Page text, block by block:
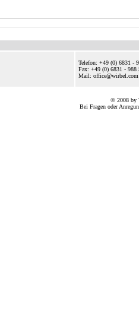
Telefon: +49 (0) 6831 -
Fax: +49 (0) 6831 - 988
Mail: office@wirbel.com
© 2008 by
Bei Fragen oder